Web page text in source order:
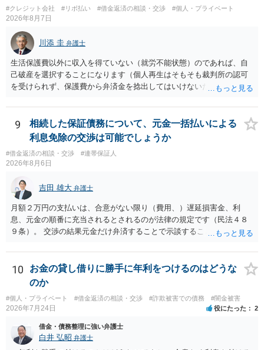
いただいた方がよいでしょう。
#クレジット会社 #リボ払い #借金返済の相談・交渉 #個人・プライベート
2026年8月7日
川添 圭 弁護士
生活保護費以外に収入を得ていない（就労不能状態）のであれば、自
己破産を選択することになります（個人再生はそもそも裁判所の認可
を受けられず、保護費から弁済金を捻出してはいけないため任意整理
士費用は法テラスが負担し、裁判所の予納金等も法テラスが援助して
くれるため、弁護士へ自己破産を任せれば解決します。
9
相続した保証債務について、元金一括払いによる
利息免除の交渉は可能でしょうか
#借金返済の相談・交渉 #連帯保証人
2026年8月6日
吉田 雄大 弁護士
月額２万円の支払いは、合意がない限り（費用、）遅延損害金、利
息、元金の順番に充当されるとされるのが法律の規定です（民法４８
９条）。 交渉の結果元金だけ弁済することで示談することは、弁護士
ることには消極的なことが多いものの、お近くの弁護士にご依頼しチ
ャレンジなさる意義は十分にあると思います。
10
お金の貸し借りに勝手に年利をつけるのはどうな
のか
#個人・プライベート #借金返済の相談・交渉 #詐欺被害での債務 #闇金被害
2026年7月24日 役にたった 2
借金・債務整理に強い弁護士
白井 弘昭 弁護士